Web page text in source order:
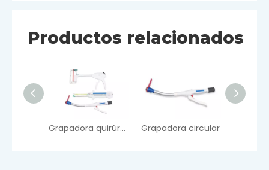
Productos relacionados
Grapadora quirúrgica desechable Grapadora circular